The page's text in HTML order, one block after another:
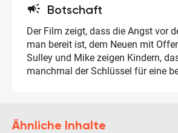
campaign Botschaft
Der Film zeigt, dass die Angst vor
man bereit ist, dem Neuen mit
Sulley und Mike zeigen Kindern,
manchmal der Schlüssel für eine
Ähnliche Inhalte